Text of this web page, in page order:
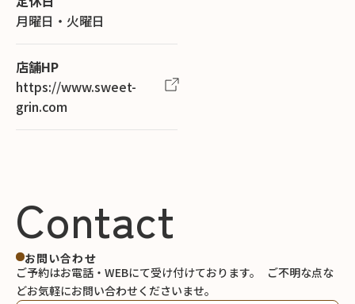
月曜日・火曜日
店舗HP
https://www.sweet-
grin.com
Contact
お問い合わせ
ご予約はお電話・WEBにて受け付けております。
ご不明な点な
どお気軽にお問い合わせくださいませ。